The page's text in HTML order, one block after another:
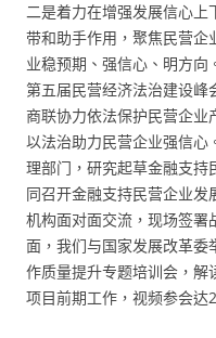
二是着力在增强发展信心上
带和助手作用，聚焦民营企
业稳预期、强信心、明方
第五届民营经济法治建设
商联协力依法保护民营企业
以法治助力民营企业强信心
理部门，研究起草金融支持
同召开金融支持民营企业
机构面对面交流，现场签署
面，我们与国家发展改革委
作质量提升专题培训会，解
项目前期工作，视频参会达